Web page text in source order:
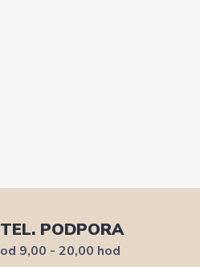
TEL. PODPORA
od 9,00 - 20,00 hod